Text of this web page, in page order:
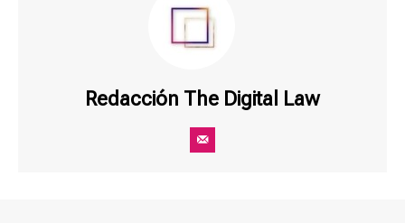
Redacción The Digital Law